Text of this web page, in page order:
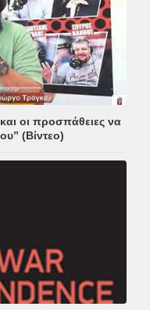
οι προσπάθειες να
(Βίντεο)